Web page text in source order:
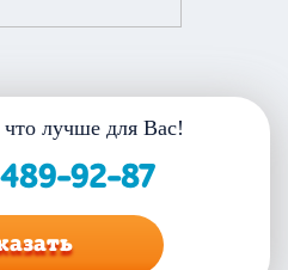
что лучше для Вас!
92-87